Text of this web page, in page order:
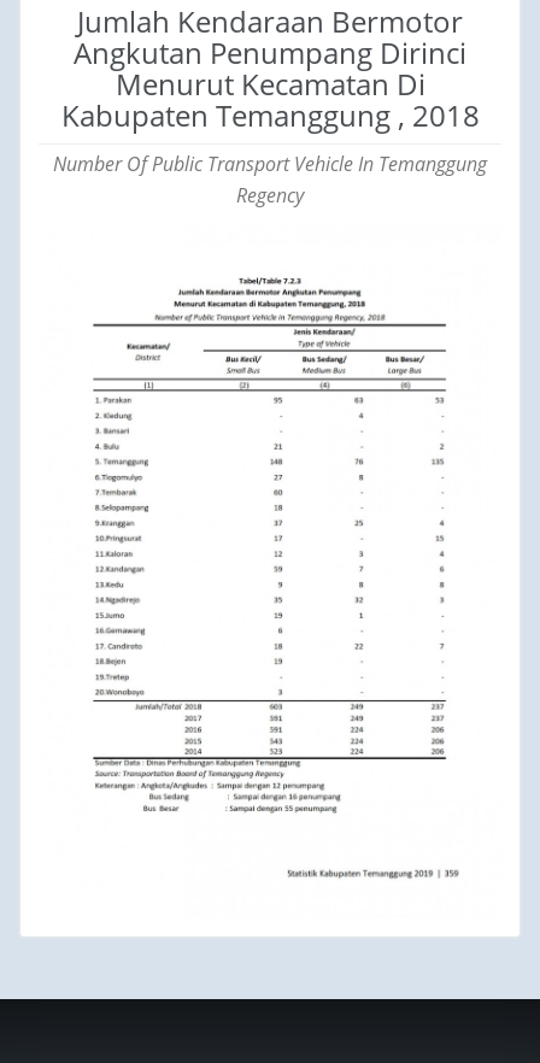
Jumlah Kendaraan Bermotor
Angkutan Penumpang Dirinci
Menurut Kecamatan Di
Kabupaten Temanggung , 2018
Number Of Public Transport Vehicle In Temanggung
Regency